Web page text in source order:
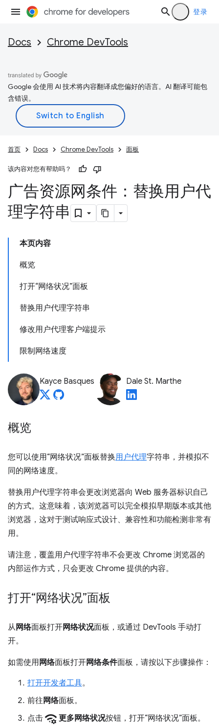
登录
Docs Chrome DevTools
Google 会使用 AI 技术将内容翻译成您偏好的语言。AI 翻译可能包
含错误。
首页 Docs Chrome DevTools 面板
该内容对您有帮助吗？
广告资源网条件：替换用户代
理字符串
本页内容
概览
打开“网络状况”面板
替换用户代理字符串
修改用户代理客户端提示
限制网络速度
Kayce Basques Dale St. Marthe
概览
您可以使用“网络状况”面板替换用户代理字符串，并模拟不
同的网络速度。
替换用户代理字符串会更改浏览器向 Web 服务器标识自己
的方式。这意味着，该浏览器可以完全模拟早期版本或其他
浏览器，这对于测试响应式设计、兼容性和功能检测非常有
用。
请注意，覆盖用户代理字符串不会更改 Chrome 浏览器的
内部运作方式，只会更改 Chrome 提供的内容。
打开“网络状况”面板
从网络面板打开网络状况面板，或通过 DevTools 手动打
开。
如需使用 网络面板打开网络条件面板，请按以下步骤操作：
打开开发者工具。
前往网络面板。
点击network_manage 更多网络状况按钮，打开“网络状况”面板。